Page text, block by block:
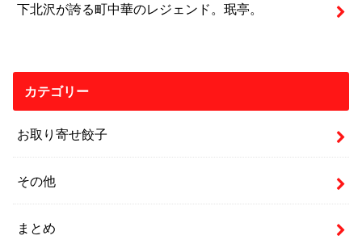
下北沢が誇る町中華のレジェンド。珉亭。
カテゴリー
お取り寄せ餃子
その他
まとめ